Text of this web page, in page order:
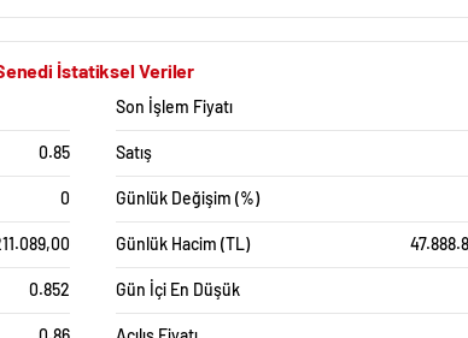
İstatiksel Veriler
Son İşlem Fiyatı
0.85 Satış
0 Günlük Değişim (%)
Günlük Hacim (TL)
0.852 Gün İçi En Düşük